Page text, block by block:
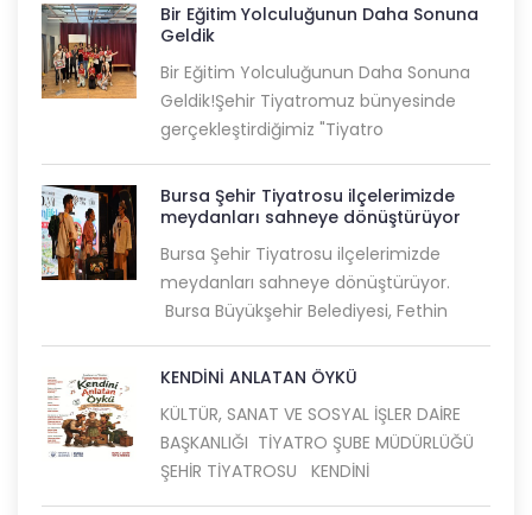
Bir Eğitim Yolculuğunun Daha Sonuna
Geldik
Bir Eğitim Yolculuğunun Daha Sonuna
Geldik!Şehir Tiyatromuz bünyesinde
gerçekleştirdiğimiz "Tiyatro
Bursa Şehir Tiyatrosu ilçelerimizde
meydanları sahneye dönüştürüyor
Bursa Şehir Tiyatrosu ilçelerimizde
meydanları sahneye dönüştürüyor.
Bursa Büyükşehir Belediyesi, Fethin
KENDİNİ ANLATAN ÖYKÜ
KÜLTÜR, SANAT VE SOSYAL İŞLER DAİRE
BAŞKANLIĞI TİYATRO ŞUBE MÜDÜRLÜĞÜ
ŞEHİR TİYATROSU KENDİNİ